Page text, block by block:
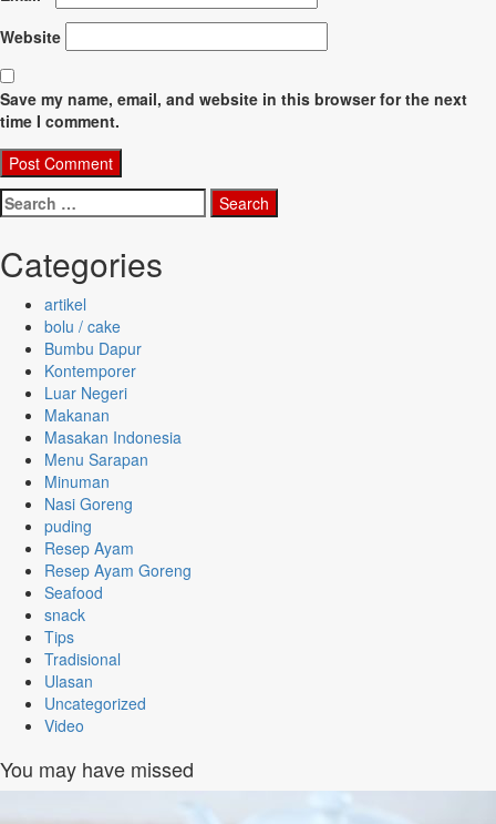
Website
Save my name, email, and website in this browser for the next
time I comment.
Search
for:
Categories
artikel
bolu / cake
Bumbu Dapur
Kontemporer
Luar Negeri
Makanan
Masakan Indonesia
Menu Sarapan
Minuman
Nasi Goreng
puding
Resep Ayam
Resep Ayam Goreng
Seafood
snack
Tips
Tradisional
Ulasan
Uncategorized
Video
You may have missed